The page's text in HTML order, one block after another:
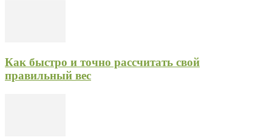
Как быстро и точно рассчитать свой
правильный вес